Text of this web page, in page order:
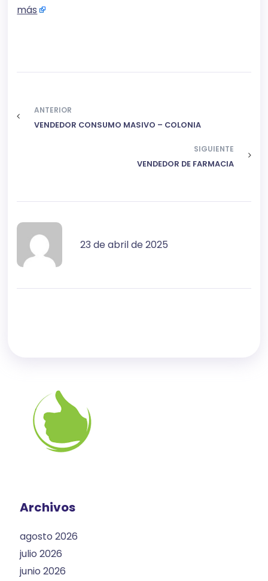
más
ANTERIOR
VENDEDOR CONSUMO MASIVO – COLONIA
SIGUIENTE
VENDEDOR DE FARMACIA
23 de abril de 2025
Archivos
agosto 2026
julio 2026
junio 2026